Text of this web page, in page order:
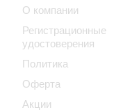
О компании
Регистрационные
удостоверения
Политика
Оферта
Акции